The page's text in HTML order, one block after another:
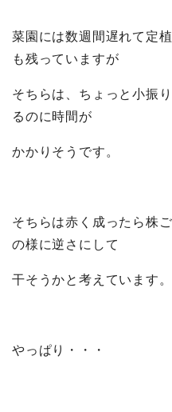
菜園には数週間遅れて定
も残っていますが
そちらは、ちょっと小振
るのに時間が
かかりそうです。
そちらは赤く成ったら株
の様に逆さにして
干そうかと考えています。
やっぱり・・・